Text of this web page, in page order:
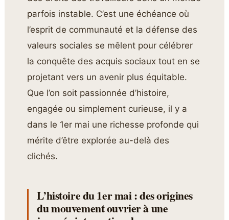
parfois instable. C’est une échéance où
l’esprit de communauté et la défense des
valeurs sociales se mêlent pour célébrer
la conquête des acquis sociaux tout en se
projetant vers un avenir plus équitable.
Que l’on soit passionnée d’histoire,
engagée ou simplement curieuse, il y a
dans le 1er mai une richesse profonde qui
mérite d’être explorée au-delà des
clichés.
L’histoire du 1er mai : des origines
du mouvement ouvrier à une